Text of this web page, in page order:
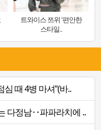
트와이스 쯔위 ‘편안한
스타일..
때 4병 마셔”(바..
다정남‥파파라치에 ..